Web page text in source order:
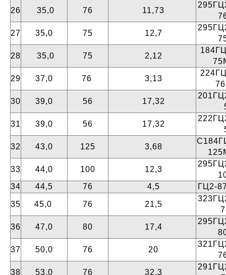
26 35,0 76 11,73
27
35,0 75 12,7
28
35,0 75 2,12
29
37,0 76 3,13
30
39,0 56 17,32
31
39,0 56 17,32
32
43,0 125 3,68
33
44,0 100 12,3
34
44,5 76 4,5 ГЦ2-
35 45,0 76 21,5
36
47,0 80 17,4
37
50,0 76 20
38
53,0 76 32,3